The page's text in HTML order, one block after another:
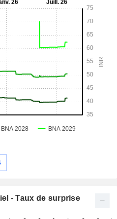
- Taux de surprise